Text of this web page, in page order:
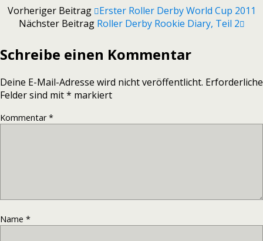
Vorheriger Beitrag
Erster Roller Derby World Cup 2011
Nächster Beitrag Roller Derby Rookie Diary, Teil 2
Schreibe einen Kommentar
Deine E-Mail-Adresse wird nicht veröffentlicht. Erforderliche
Felder sind mit* markiert
Kommentar*
Name *